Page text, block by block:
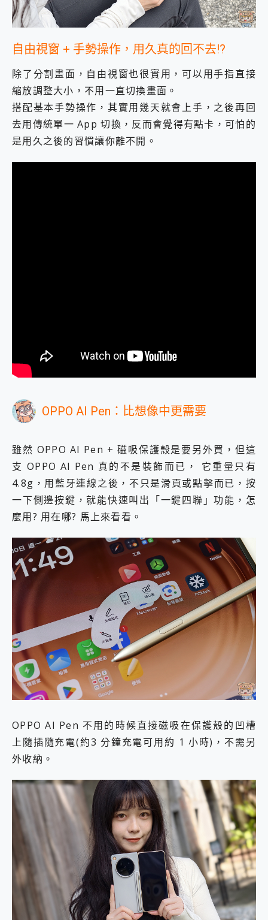
自由視窗 + 手勢操作，用久真的回不去!?
除了分割畫面，自由視窗也很實用，可以用手指直接
縮放調整大小，不用一直切換畫面。
搭配基本手勢操作，其實用幾天就會上手，之後再回
去用傳統單一 App 切換，反而會覺得有點卡，可怕的
是用久之後的習慣讓你離不開。
OPPO AI Pen：比想像中更需要
雖然 OPPO AI Pen + 磁吸保護殼是要另外買，但這
支 OPPO AI Pen 真的不是裝飾而已， 它重量只有
4.8g，用藍牙連線之後，不只是滑頁或點擊而已，按
一下側邊按鍵，就能快速叫出「一鍵四聯」功能，怎
麼用? 用在哪? 馬上來看看。
OPPO AI Pen 不用的時候直接磁吸在保護殼的凹槽
上隨插隨充電(約3 分鐘充電可用約 1 小時)，不需另
外收納。